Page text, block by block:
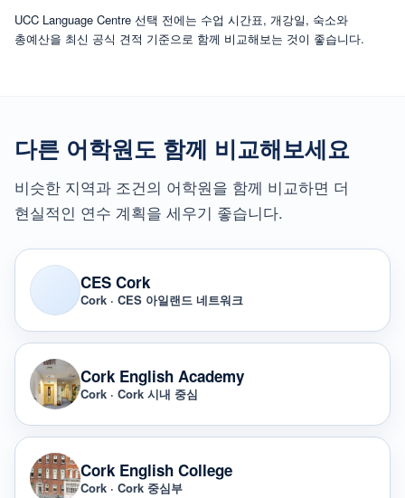
UCC Language Centre 선택 전에는 수업 시간표, 개강일, 숙소와
총예산을 최신 공식 견적 기준으로 함께 비교해보는 것이 좋습니다.
다른 어학원도 함께 비교해보세요
비슷한 지역과 조건의 어학원을 함께 비교하면 더
현실적인 연수 계획을 세우기 좋습니다.
CES Cork
Cork · CES 아일랜드 네트워크
Cork English Academy
Cork · Cork 시내 중심
Cork English College
Cork · Cork 중심부